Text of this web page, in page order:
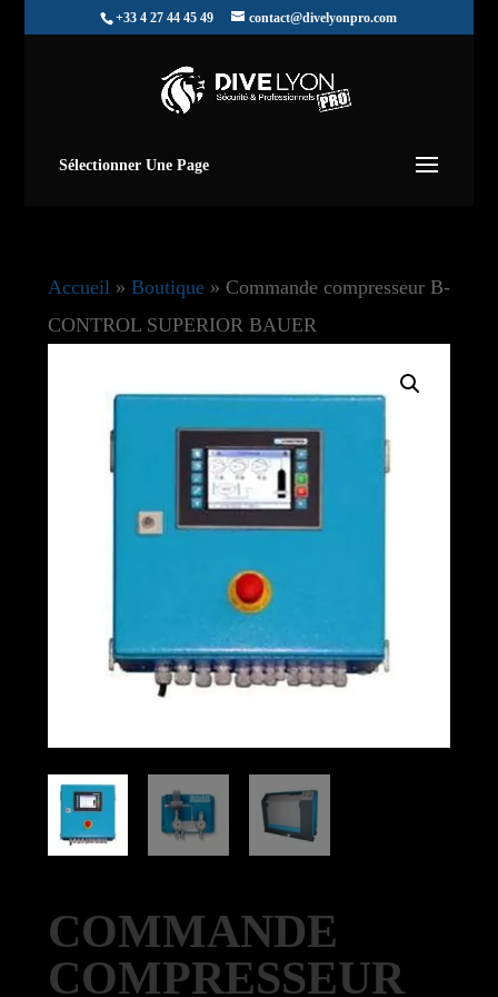
+33 4 27 44 45 49 contact@divelyonpro.com
Sélectionner Une Page
Accueil» Boutique» Commande compresseur B-
CONTROL SUPERIOR BAUER
COMMANDE
COMPRESSEUR